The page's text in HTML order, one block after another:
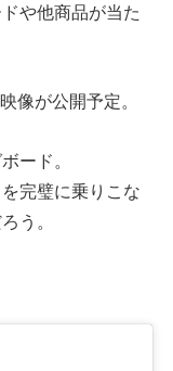
や他商品が当た
像が公開予定。
ード。
完璧に乗りこな
う。